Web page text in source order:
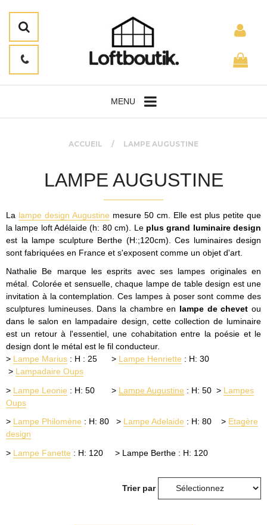
MENU
ACCUEIL LAMPE AUGUSTINE
LAMPE AUGUSTINE
La lampe design Augustine mesure 50 cm. Elle est plus petite que
la lampe loft Adélaide (h: 80 cm). Le plus grand luminaire design
est la lampe sculpture Berthe (H:;120cm). Ces luminaires design
sont fabriquées en France et s'exposent comme un objet d'art.
Nathalie Be marque les esprits avec ses lampes originales en
métal. Colorée et sensuelle, chaque lampe de table design est une
invitation à la contemplation. Ces lampes à poser sont comme des
sculptures lumineuses. Dans la chambre en lampe de chevet ou
dans le salon en lampadaire design, cette collection de luminaire
est un retour à l'essentiel, une cohabitation entre la poésie et le
design dont le métal est le fil conducteur.
> Lampe Marius : H : 25 > Lampe Henriette : H: 30
> Lampadaire Oups
> Lampe Leonie : H: 50 > Lampe Augustine : H: 50 > Lampes
Oups
> Lampe Philomène : H: 80 > Lampe Adelaide : H: 80 > Etagère
design
> Lampe Fanette : H: 120 > Lampe Berthe : H: 120
Trier par